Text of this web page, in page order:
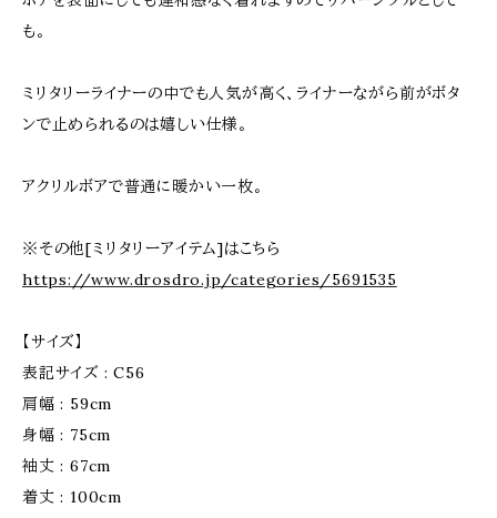
も。
ミリタリーライナーの中でも人気が高く、ライナーながら前がボタ
ンで止められるのは嬉しい仕様。
アクリルボアで普通に暖かい一枚。
※その他[ミリタリーアイテム]はこちら
https://www.drosdro.jp/categories/5691535
【サイズ】
表記サイズ : C56
肩幅 : 59cm
身幅 : 75cm
袖丈 : 67cm
着丈 : 100cm